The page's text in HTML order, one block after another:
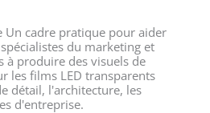
Un cadre pratique pour aider
du marketing et
à produire des visuels de
les films LED transparents
détail, l'architecture, les
d'entreprise.